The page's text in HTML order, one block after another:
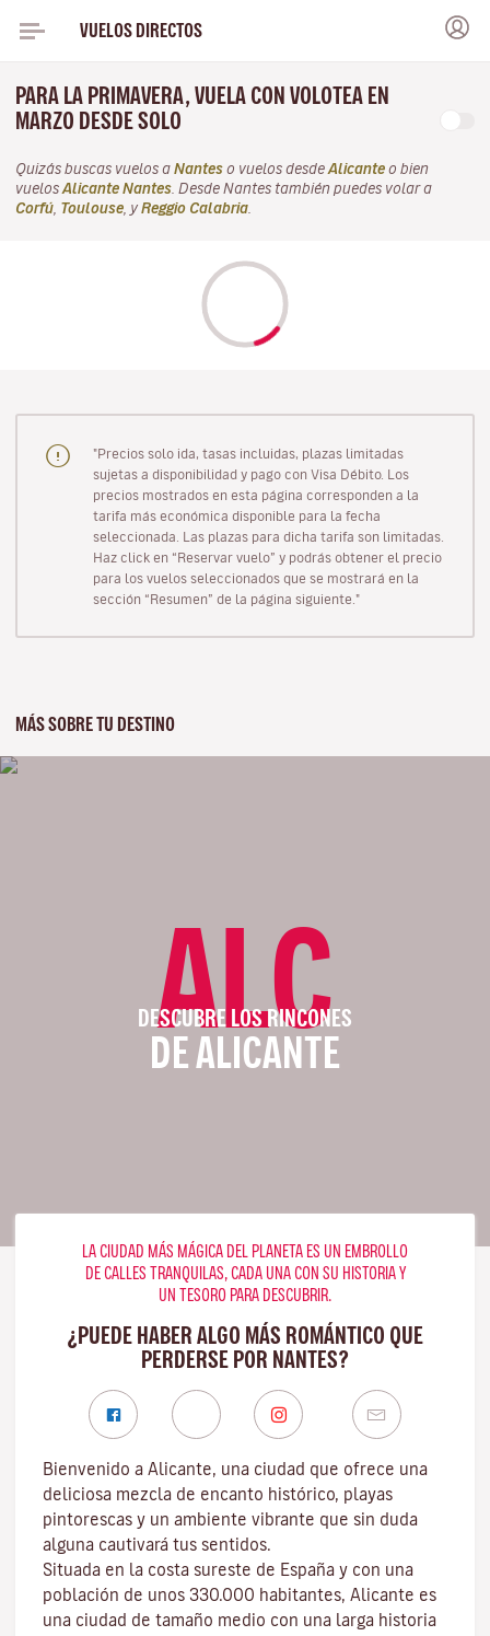
VUELOS DIRECTOS
PARA LA PRIMAVERA, VUELA CON VOLOTEA EN
MARZO DESDE SOLO
Quizás buscas vuelos a Nantes o vuelos desde Alicante o bien
vuelos Alicante Nantes . Desde Nantes también puedes volar a
Corfú Toulouse , y Reggio Calabria
"Precios solo ida, tasas incluidas, plazas limitadas
sujetas a disponibilidad y pago con Visa Débito. Los
precios mostrados en esta página corresponden a la
tarifa más económica disponible para la fecha
seleccionada. Las plazas para dicha tarifa son limitadas.
Haz click en “Reservar vuelo” y podrás obtener el precio
para los vuelos seleccionados que se mostrará en la
sección “Resumen” de la página siguiente."
MÁS SOBRE TU DESTINO
ALC
DESCUBRE LOS RINCONES
DE ALICANTE
LA CIUDAD MÁS MÁGICA DEL PLANETA ES UN EMBROLLO
DE CALLES TRANQUILAS, CADA UNA CON SU HISTORIA Y
UN TESORO PARA DESCUBRIR.
¿PUEDE HABER ALGO MÁS ROMÁNTICO QUE
PERDERSE POR NANTES?
Bienvenido a Alicante, una ciudad que ofrece una
deliciosa mezcla de encanto histórico, playas
pintorescas y un ambiente vibrante que sin duda
alguna cautivará tus sentidos.
Situada en la costa sureste de España y con una
población de unos 330.000 habitantes, Alicante es
una ciudad de tamaño medio con una larga historia